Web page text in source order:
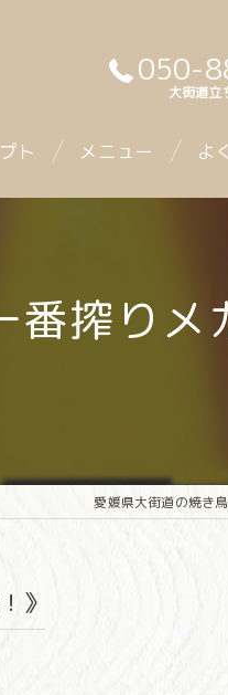
050-
大街道
ト メニュー よ
番搾り
愛媛県大街道の焼き
》